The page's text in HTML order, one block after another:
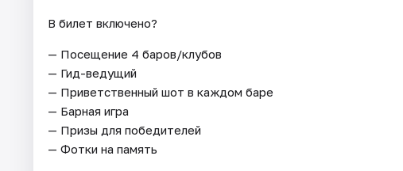
В билет включено?
— Посещение 4 баров/клубов
— Гид-ведущий
— Приветственный шот в каждом баре
— Барная игра
— Призы для победителей
— Фотки на память